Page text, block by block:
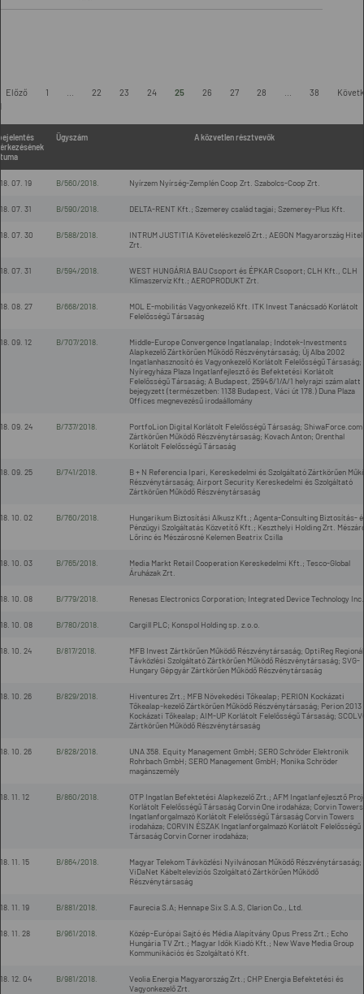
Előző 1 22 23 24 25 26 27 28 38
Ügyszám A közvetlen résztvevők
07. 19 B/560/2018. Nyírzem Nyírség-Zemplén Coop Zrt. Szabolcs-Coop Zrt.
07. 31 B/590/2018. DELTA-RENT Kft.; Szemerey család tagjai; Szemerey-Plus Kft.
07. 30 B/588/2018.
INTRUM JUSTITIA Követeléskezelő Zrt.; AEGON Magyarország Hitel
Zrt.
07. 31 B/594/2018.
WEST HUNGÁRIA BAU Csoport és ÉPKAR Csoport; CLH Kft., CLH
Klímaszervíz Kft.; AEROPRODUKT Zrt.
08. 27 B/668/2018.
MOL E-mobilitás Vagyonkezelő Kft. ITK Invest Tanácsadó Korlátolt
Felelősségű Társaság
09. 12 B/707/2018.
Middle-Europe Convergence Ingatlanalap; Indotek-Investments
Alapkezelő Zártkörűen Működő Részvénytársaság; Új Alba 2002
Ingatlanhasznosító és Vagyonkezelő Korlátolt Felelősségű Társaság;
Nyíregyháza Plaza Ingatlanfejlesztő és Befektetési Korlátolt
Felelősségű Társaság; A Budapest, 25946/1/A/1 helyrajzi szám alatt
bejegyzett (természetben: 1138 Budapest, Váci út 178.) Duna Plaza
Offices megnevezésű irodaállomány
09. 24 B/737/2018.
PortfoLion Digital Korlátolt Felelősségű Társaság; ShiwaForce.com
Zártkörűen Működő Részvénytársaság; Kovach Anton; Orenthal
Korlátolt Felelősségű Társaság
09. 25 B/741/2018.
B + N Referencia Ipari, Kereskedelmi és Szolgáltató Zártkörűen
Részvénytársaság; Airport Security Kereskedelmi és Szolgáltató
Zártkörűen Működő Részvénytársaság
10. 02 B/760/2018.
Hungarikum Biztosítási Alkusz Kft.; Agenta-Consulting Biztosítás-
Pénzügyi Szolgáltatás Közvetítő Kft.; Keszthelyi Holding Zrt.
Lőrinc és Mészárosné Kelemen Beatrix Csilla
10. 03 B/765/2018.
Media Markt Retail Cooperation Kereskedelmi Kft.; Tesco-Global
Áruházak Zrt.
10. 08 B/779/2018. Renesas Electronics Corporation; Integrated Device Technology Inc.
10. 08 B/780/2018. Cargill PLC; Konspol Holding sp. z.o.o.
10. 24 B/817/2018.
MFB Invest Zártkörűen Működő Részvénytársaság; OptiReg
Távközlési Szolgáltató Zártkörűen Működő Részvénytársaság; SVG-
Hungary Gépgyár Zártkörűen Működő Részvénytársaság
10. 26 B/829/2018.
Hiventures Zrt.; MFB Növekedési Tőkealap; PERION Kockázati
Tőkealap-kezelő Zártkörűen Működő Részvénytársaság; Perion 2013
Kockázati Tőkealap; AIM-UP Korlátolt Felelősségű Társaság;
Zártkörűen Működő Részvénytársaság
10. 26 B/828/2018.
UNA 358. Equity Management GmbH; SERO Schröder Elektronik
Rohrbach GmbH; SERO Management GmbH; Monika Schröder
magánszemély
11. 12 B/860/2018.
OTP Ingatlan Befektetési Alapkezelő Zrt.; AFM Ingatlanfejlesztő
Korlátolt Felelősségű Társaság Corvin One irodaháza; Corvin Towers
Ingatlanforgalmazó Korlátolt Felelősségű Társaság Corvin Towers
irodaháza; CORVIN ÉSZAK Ingatlanforgalmazó Korlátolt Felelősségű
Társaság Corvin Corner irodaháza;
11. 15 B/864/2018.
Magyar Telekom Távközlési Nyilvánosan Működő Részvénytársaság;
ViDaNet Kábeltelevíziós Szolgáltató Zártkörűen Működő
Részvénytársaság
11. 19 B/881/2018. Faurecia S.A; Hennape Six S.A.S, Clarion Co., Ltd.
11. 28 B/961/2018.
Közép-Európai Sajtó és Média Alapítvány Opus Press Zrt.; Echo
Hungária TV Zrt.; Magyar Idők Kiadó Kft.; New Wave Media Group
Kommunikációs és Szolgáltató Kft.
12. 04 B/981/2018.
Veolia Energia Magyarország Zrt.; CHP Energia Befektetési és
Vagyonkezelő Zrt.